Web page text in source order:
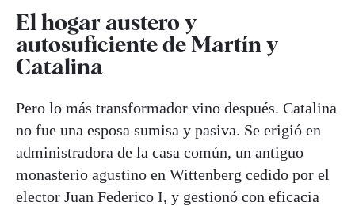
El hogar austero y
autosuficiente de Martín y
Catalina
Pero lo más transformador vino después. Catalina
no fue una esposa sumisa y pasiva. Se erigió en
administradora de la casa común, un antiguo
monasterio agustino en Wittenberg cedido por el
elector Juan Federico I, y gestionó con eficacia